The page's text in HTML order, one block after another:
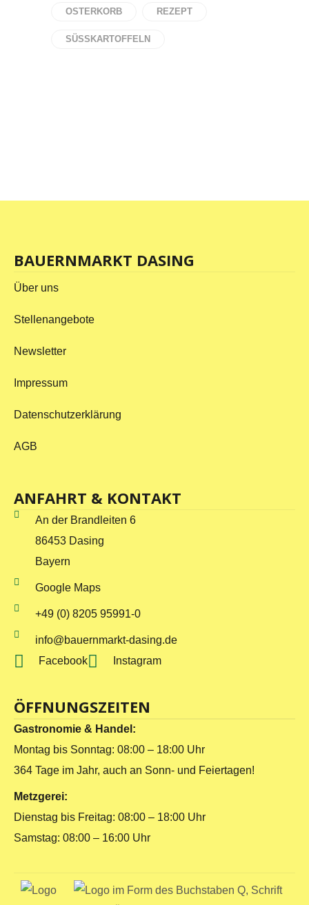
OSTERKORB REZEPT
SÜSSKARTOFFELN
BAUERNMARKT DASING
Über uns
Stellenangebote
Newsletter
Impressum
Datenschutzerklärung
AGB
ANFAHRT & KONTAKT
An der Brandleiten 6
86453 Dasing
Bayern
Google Maps
+49 (0) 8205 95991-0
info@bauernmarkt-dasing.de
Facebook
Instagram
ÖFFNUNGSZEITEN
Gastronomie & Handel:
Montag bis Sonntag: 08:00 – 18:00 Uhr
364 Tage im Jahr, auch an Sonn- und Feiertagen!
Metzgerei:
Dienstag bis Freitag: 08:00 – 18:00 Uhr
Samstag: 08:00 – 16:00 Uhr